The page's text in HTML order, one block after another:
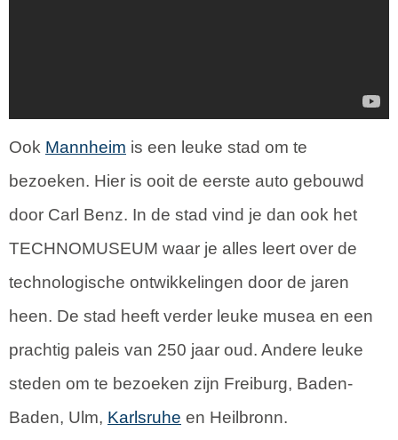
Ook Mannheim is een leuke stad om te
bezoeken. Hier is ooit de eerste auto gebouwd
door Carl Benz. In de stad vind je dan ook het
TECHNOMUSEUM waar je alles leert over de
technologische ontwikkelingen door de jaren
heen. De stad heeft verder leuke musea en een
prachtig paleis van 250 jaar oud. Andere leuke
steden om te bezoeken zijn Freiburg, Baden-
Baden, Ulm, Karlsruhe en Heilbronn.